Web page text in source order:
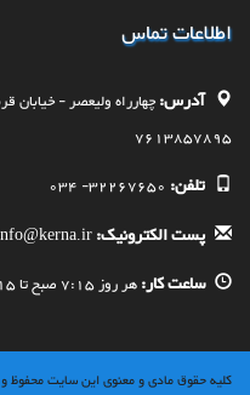
اطلاعات تماس
آدرس:
7613857895
تلفن: 32267650- 034
پست الکترونیک:
ساعت کار:هر روز 7:15 صبح تا 14:15 ظهر
کلیه حقوق مادی و معنوی این سایت محفوظ و